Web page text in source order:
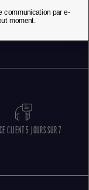
DÈS 85 € D'ACHATS
CLIENT 5 JOURS SUR 7
communication par e-
moment.